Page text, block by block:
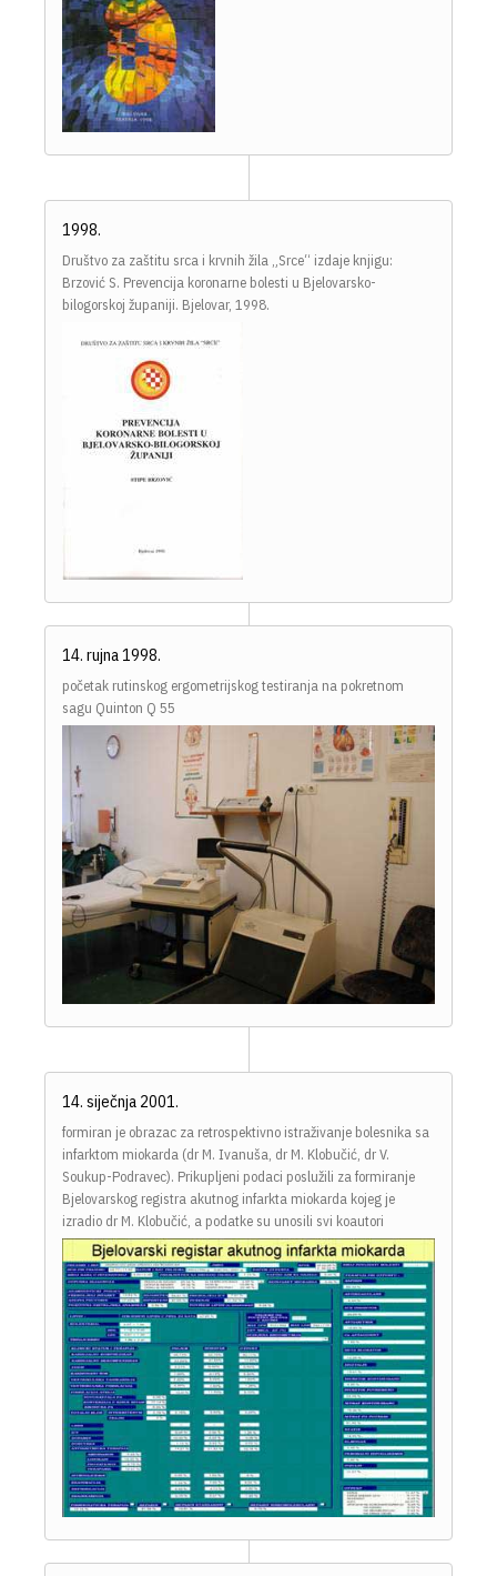
1998.
Društvo za zaštitu srca i krvnih žila „Srce“ izdaje knjigu:
Brzović S. Prevencija koronarne bolesti u Bjelovarsko-
bilogorskoj županiji. Bjelovar, 1998.
14. rujna 1998.
početak rutinskog ergometrijskog testiranja na pokretnom
sagu Quinton Q 55
14. siječnja 2001.
formiran je obrazac za retrospektivno istraživanje bolesnika sa
infarktom miokarda (dr M. Ivanuša, dr M. Klobučić, dr V.
Soukup-Podravec). Prikupljeni podaci poslužili za formiranje
Bjelovarskog registra akutnog infarkta miokarda kojeg je
izradio dr M. Klobučić, a podatke su unosili svi koautori